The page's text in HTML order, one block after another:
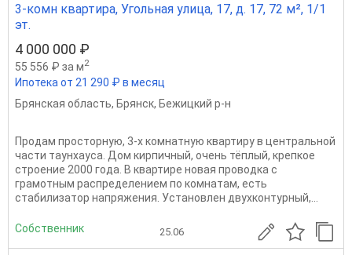
3-комн квартира, Угольная улица, 17, д. 17, 72 м², 1/1
эт.
4 000 000 ₽
55 556 ₽ за м2
Ипотека от 21 290 ₽ в месяц
Брянская область, Брянск, Бежицкий р-н
Продам просторную, 3-х комнатную квартиру в центральной
части таунхауса. Дом кирпичный, очень тёплый, крепкое
строение 2000 года. В квартире новая проводка с
грамотным распределением по комнатам, есть
стабилизатор напряжения. Установлен двухконтурный,...
Собственник 25.06